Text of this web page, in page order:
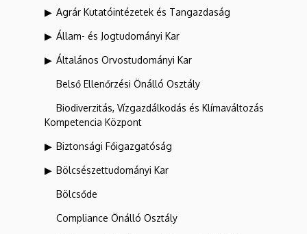
Agrár Kutatóintézetek és Tangazdaság
Állam- és Jogtudományi Kar
Általános Orvostudományi Kar
Belső Ellenőrzési Önálló Osztály
Biodiverzitás, Vízgazdálkodás és Klímaváltozás
Kompetencia Központ
Biztonsági Főigazgatóság
Bölcsészettudományi Kar
Bölcsőde
Compliance Önálló Osztály